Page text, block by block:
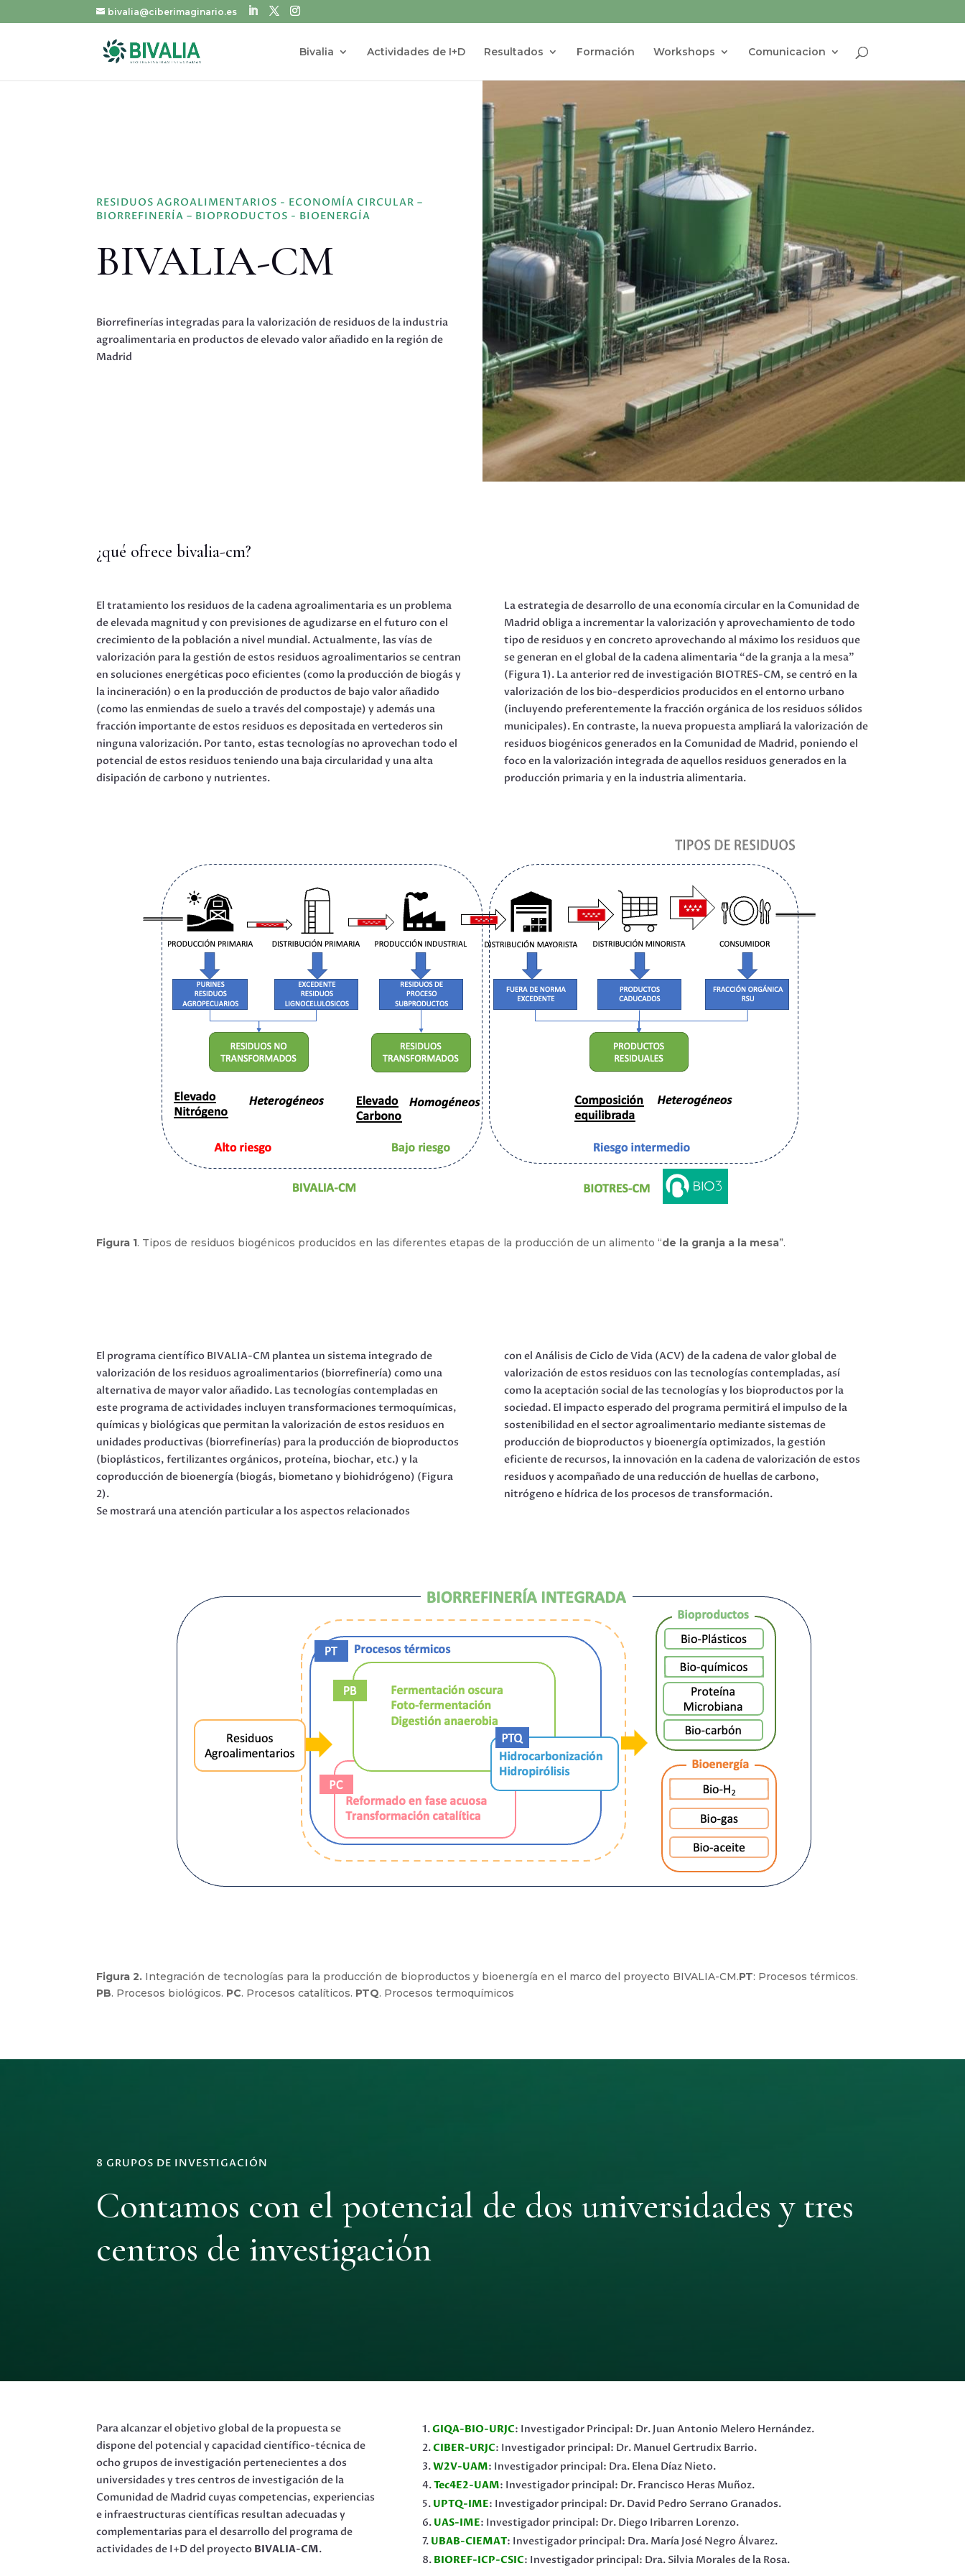
bivalia@ciberimaginario.es
Bivalia Actividades de I+D Resultados Formación Workshops Comunicacion
RESIDUOS AGROALIMENTARIOS - ECONOMÍA CIRCULAR –
BIORREFINERÍA – BIOPRODUCTOS - BIOENERGÍA
BIVALIA-CM
Biorrefinerías integradas para la valorización de residuos de la industria
agroalimentaria en productos de elevado valor añadido en la región de
Madrid
¿qué ofrece bivalia-cm?
El tratamiento los residuos de la cadena agroalimentaria es un problema
de elevada magnitud y con previsiones de agudizarse en el futuro con el
crecimiento de la población a nivel mundial. Actualmente, las vías de
valorización para la gestión de estos residuos agroalimentarios se centran
en soluciones energéticas poco eficientes (como la producción de biogás y
la incineración) o en la producción de productos de bajo valor añadido
(como las enmiendas de suelo a través del compostaje) y además una
fracción importante de estos residuos es depositada en vertederos sin
ninguna valorización. Por tanto, estas tecnologías no aprovechan todo el
potencial de estos residuos teniendo una baja circularidad y una alta
disipación de carbono y nutrientes.
La estrategia de desarrollo de una economía circular en la Comunidad de
Madrid obliga a incrementar la valorización y aprovechamiento de todo
tipo de residuos y en concreto aprovechando al máximo los residuos que
se generan en el global de la cadena alimentaria “de la granja a la mesa”
(Figura 1). La anterior red de investigación BIOTRES-CM, se centró en la
valorización de los bio-desperdicios producidos en el entorno urbano
(incluyendo preferentemente la fracción orgánica de los residuos sólidos
municipales). En contraste, la nueva propuesta ampliará la valorización de
residuos biogénicos generados en la Comunidad de Madrid, poniendo el
foco en la valorización integrada de aquellos residuos generados en la
producción primaria y en la industria alimentaria.
Figura 1. Tipos de residuos biogénicos producidos en las diferentes etapas de la producción de un alimento “de la granja a la mesa”.
El programa científico BIVALIA-CM plantea un sistema integrado de
valorización de los residuos agroalimentarios (biorrefinería) como una
alternativa de mayor valor añadido. Las tecnologías contempladas en
este programa de actividades incluyen transformaciones termoquímicas,
químicas y biológicas que permitan la valorización de estos residuos en
unidades productivas (biorrefinerías) para la producción de bioproductos
(bioplásticos, fertilizantes orgánicos, proteína, biochar, etc.) y la
coproducción de bioenergía (biogás, biometano y biohidrógeno) (Figura
2).
Se mostrará una atención particular a los aspectos relacionados
con el Análisis de Ciclo de Vida (ACV) de la cadena de valor global de
valorización de estos residuos con las tecnologías contempladas, así
como la aceptación social de las tecnologías y los bioproductos por la
sociedad. El impacto esperado del programa permitirá el impulso de la
sostenibilidad en el sector agroalimentario mediante sistemas de
producción de bioproductos y bioenergía optimizados, la gestión
eficiente de recursos, la innovación en la cadena de valorización de estos
residuos y acompañado de una reducción de huellas de carbono,
nitrógeno e hídrica de los procesos de transformación.
Figura 2. Integración de tecnologías para la producción de bioproductos y bioenergía en el marco del proyecto BIVALIA-CM.PT: Procesos térmicos.
PB. Procesos biológicos. PC. Procesos catalíticos. PTQ. Procesos termoquímicos
8 GRUPOS DE INVESTIGACIÓN
Contamos con el potencial de dos universidades y tres
centros de investigación
Para alcanzar el objetivo global de la propuesta se
dispone del potencial y capacidad científico-técnica de
ocho grupos de investigación pertenecientes a dos
universidades y tres centros de investigación de la
Comunidad de Madrid cuyas competencias, experiencias
e infraestructuras científicas resultan adecuadas y
complementarias para el desarrollo del programa de
actividades de I+D del proyecto BIVALIA-CM.
GIQA-BIO-URJC: Investigador Principal: Dr. Juan Antonio Melero Hernández.
CIBER-URJC: Investigador principal: Dr. Manuel Gertrudix Barrio.
W2V-UAM: Investigador principal: Dra. Elena Díaz Nieto.
Tec4E2-UAM: Investigador principal: Dr. Francisco Heras Muñoz.
UPTQ-IME: Investigador principal: Dr. David Pedro Serrano Granados.
UAS-IME: Investigador principal: Dr. Diego Iribarren Lorenzo.
UBAB-CIEMAT: Investigador principal: Dra. María José Negro Álvarez.
BIOREF-ICP-CSIC: Investigador principal: Dra. Silvia Morales de la Rosa.